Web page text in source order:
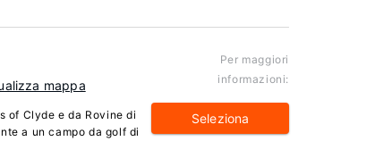
mappa
of Clyde e da Rovine di
a un campo da golf di
Per maggiori
informazioni:
Seleziona